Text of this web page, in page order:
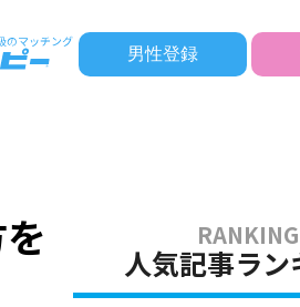
男性登録
人気記事ラン